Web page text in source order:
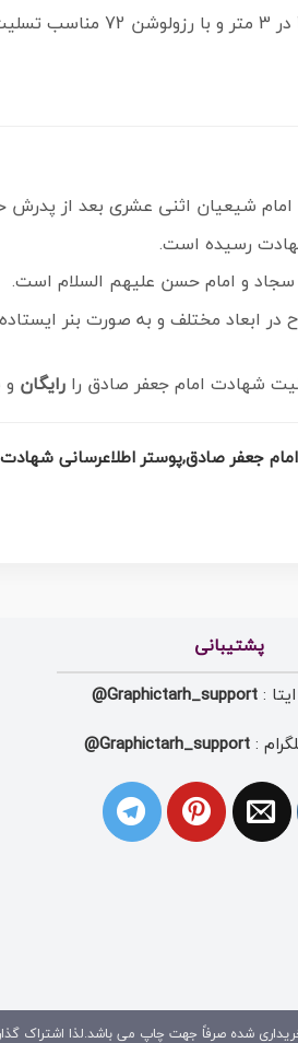
شیعیان اثنی عشری بعد از پدرش
رسیده است.
سجاد و امام حسن علیهم السلام است.
ابعاد مختلف و به صورت بنر ایستاده ،
شهادت امام جعفر صادق را رایگان و
پشتیبانی
:
Graphictarh_support@
:
Graphictarh_support@
شده صرفاً جهت چاپ می باشد.لذا اشتراک